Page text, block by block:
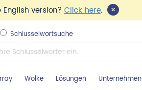
English version?Click here. ×
Schlüsselwortsuche
Wolke Lösungen Unternehmen